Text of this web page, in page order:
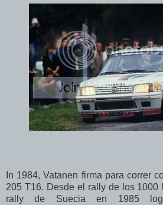
In 1984, Vatanen firma para correr
205 T16. Desde el rally de los 1000
rally de Suecia en 1985